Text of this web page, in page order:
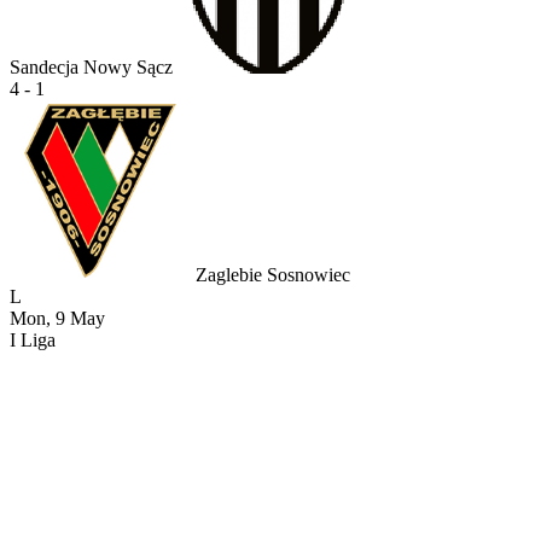
Sandecja Nowy Sącz
4 - 1
Zaglebie Sosnowiec
L
Mon, 9 May
I Liga